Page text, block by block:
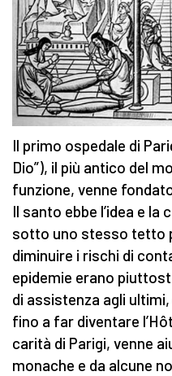
Il primo ospedale di
Dio”), il più antico del
funzione, venne
Il santo ebbe l’idea e
sotto uno stesso tetto
diminuire i rischi di
epidemie erano
di assistenza agli
fino a far diventare
carità di Parigi, venne
monache e da alcune